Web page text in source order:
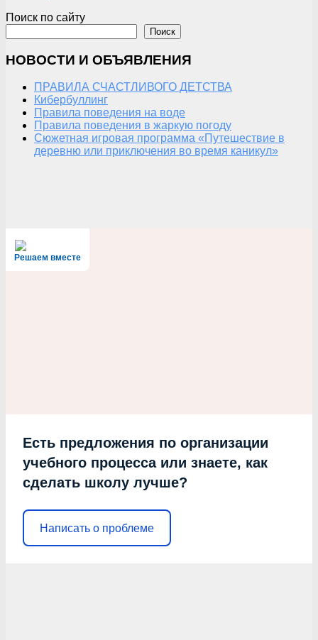
Поиск по сайту
Поиск
НОВОСТИ И ОБЪЯВЛЕНИЯ
ПРАВИЛА СЧАСТЛИВОГО ДЕТСТВА
Кибербуллинг
Правила поведения на воде
Правила поведения в жаркую погоду
Сюжетная игровая программа «Путешествие в
деревню или приключения во время каникул»
Решаем вместе
Есть предложения по организации
учебного процесса или знаете, как
сделать школу лучше?
Написать о проблеме